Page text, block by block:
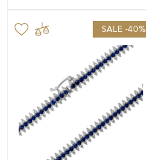
SALE -40%